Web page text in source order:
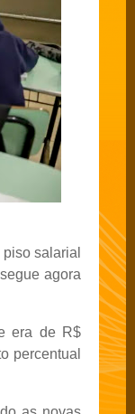
salarial
agora
era de R$
percentual